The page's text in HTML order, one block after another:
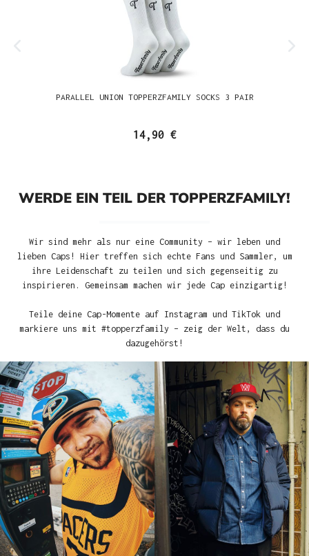
PARALLEL UNION TOPPERZFAMILY SOCKS 3 PAIR
14,90 €
WERDE EIN TEIL DER TOPPERZFAMILY!
Wir sind mehr als nur eine Community – wir leben und
lieben Caps! Hier treffen sich echte Fans und Sammler, um
ihre Leidenschaft zu teilen und sich gegenseitig zu
inspirieren. Gemeinsam machen wir jede Cap einzigartig!
Teile deine Cap-Momente auf Instagram und TikTok und
markiere uns mit #topperzfamily – zeig der Welt, dass du
dazugehörst!